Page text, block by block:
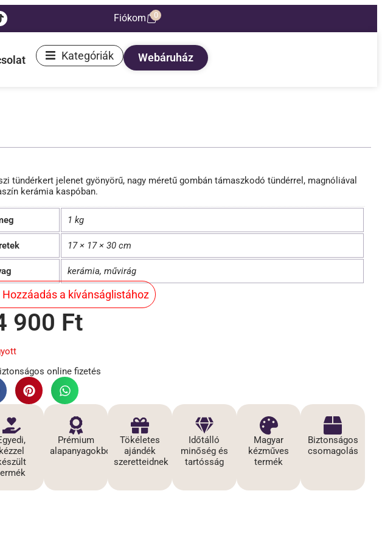
Fiókom 0
Kategóriák Webáruház
tündérkert jelenet gyönyörű, nagy méretű gombán támaszkodó tündérrel, magnóliával
kerámia kaspóban.
1 kg
17 × 17 × 30 cm
kerámia, művirág
Hozzáadás a kívánságlistához
900 Ft
online fizetés
kézzel
Prémium
alapanyagokból
Tökéletes
ajándék
szeretteidnek
Időtálló
minőség és
tartósság
Magyar
kézműves
termék
Biztonságos
csomagolás